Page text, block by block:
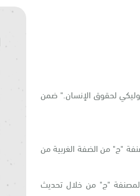
لحقوق الإنسان." ضمن
"ج" من الضفة الغربية من
المصنفة "ج" من خلال تحديث